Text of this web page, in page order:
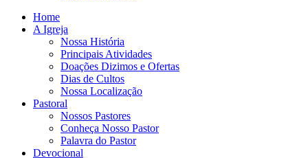
Home
A Igreja
Nossa História
Principais Atividades
Doações Dizimos e Ofertas
Dias de Cultos
Nossa Localização
Pastoral
Nossos Pastores
Conheça Nosso Pastor
Palavra do Pastor
Devocional